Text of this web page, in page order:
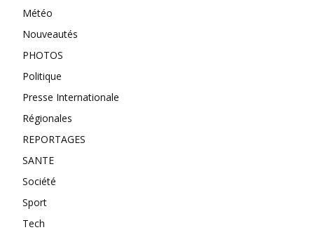
Météo
Nouveautés
PHOTOS
Politique
Presse Internationale
Régionales
REPORTAGES
SANTE
Société
Sport
Tech